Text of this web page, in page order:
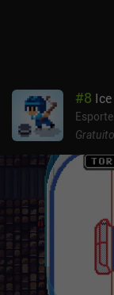
#8
Gratuito